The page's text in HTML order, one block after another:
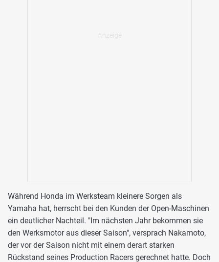
Während Honda im Werksteam kleinere Sorgen als
Yamaha hat, herrscht bei den Kunden der Open-Maschinen
ein deutlicher Nachteil. "Im nächsten Jahr bekommen sie
den Werksmotor aus dieser Saison", versprach Nakamoto,
der vor der Saison nicht mit einem derart starken
Rückstand seines Production Racers gerechnet hatte. Doch